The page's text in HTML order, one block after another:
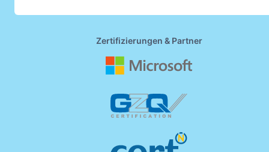
Zertifizierungen & Partner